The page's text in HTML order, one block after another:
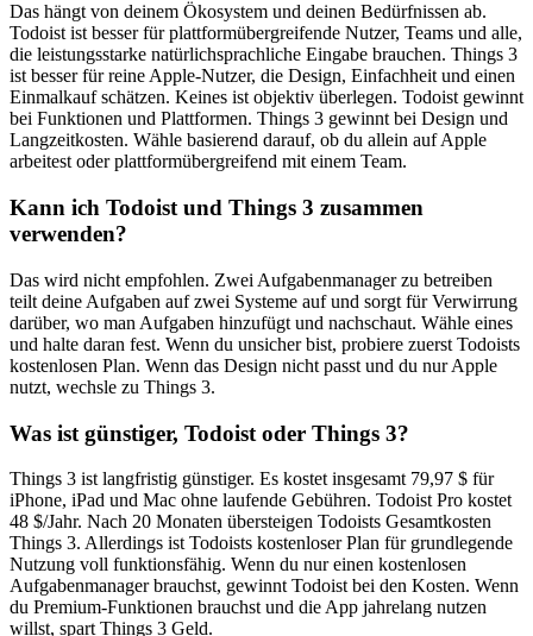
Das hängt von deinem Ökosystem und deinen Bedürfnissen ab.
Todoist ist besser für plattformübergreifende Nutzer, Teams und alle,
die leistungsstarke natürlichsprachliche Eingabe brauchen. Things 3
ist besser für reine Apple-Nutzer, die Design, Einfachheit und einen
Einmalkauf schätzen. Keines ist objektiv überlegen. Todoist gewinnt
bei Funktionen und Plattformen. Things 3 gewinnt bei Design und
Langzeitkosten. Wähle basierend darauf, ob du allein auf Apple
arbeitest oder plattformübergreifend mit einem Team.
Kann ich Todoist und Things 3 zusammen
verwenden?
Das wird nicht empfohlen. Zwei Aufgabenmanager zu betreiben
teilt deine Aufgaben auf zwei Systeme auf und sorgt für Verwirrung
darüber, wo man Aufgaben hinzufügt und nachschaut. Wähle eines
und halte daran fest. Wenn du unsicher bist, probiere zuerst Todoists
kostenlosen Plan. Wenn das Design nicht passt und du nur Apple
nutzt, wechsle zu Things 3.
Was ist günstiger, Todoist oder Things 3?
Things 3 ist langfristig günstiger. Es kostet insgesamt 79,97 $ für
iPhone, iPad und Mac ohne laufende Gebühren. Todoist Pro kostet
48 $/Jahr. Nach 20 Monaten übersteigen Todoists Gesamtkosten
Things 3. Allerdings ist Todoists kostenloser Plan für grundlegende
Nutzung voll funktionsfähig. Wenn du nur einen kostenlosen
Aufgabenmanager brauchst, gewinnt Todoist bei den Kosten. Wenn
du Premium-Funktionen brauchst und die App jahrelang nutzen
willst, spart Things 3 Geld.